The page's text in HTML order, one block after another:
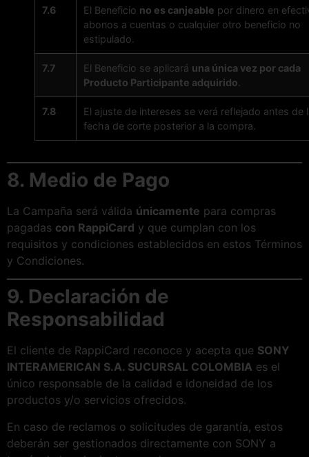
7.6 El Beneficio no es canjeable por dinero en
abonos a cuentas o cualquier otro beneficio no
estipulado.
7.7 El Beneficio se aplicará una única vez por cada
Producto Participante adquirido
7.8
El ajuste de intereses se verá reflejado antes de
fecha de corte posterior a la compra.
8. Medio de Pago
La Campaña será válida únicamente para compras
pagadas con RappiCard y que cumplan con los
requisitos y condiciones establecidos en estos Términos
y Condiciones.
9. Declaración de
Responsabilidad
El cliente de RappiCard reconoce y acepta que SONY
INTERAMERICAN S.A. SUCURSAL COLOMBIA es el
único responsable de la calidad e idoneidad de los
productos y/o servicios ofrecidos.
En caso de reclamos o solicitudes de garantía, estos
deberán ser gestionados directamente con SONY a